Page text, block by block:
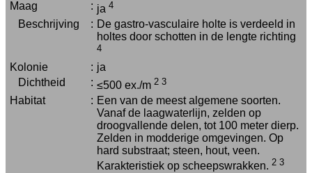
Maag : ja 4
Beschrijving : De gastro-vasculaire holte is verdeeld in
holtes door schotten in de lengte richting
4
Kolonie : ja
Dichtheid
: ≤500 ex./m 2 3
Habitat : Een van de meest algemene soorten.
Vanaf de laagwaterlijn, zelden op
droogvallende delen, tot 100 meter dierp.
Zelden in modderige omgevingen. Op
hard substraat; steen, hout, veen.
Karakteristiek op scheepswrakken. 2 3